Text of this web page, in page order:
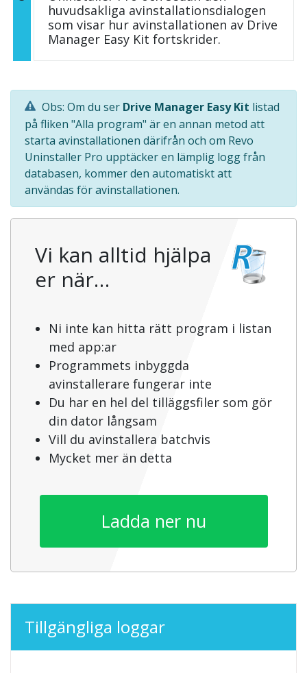
huvudsakliga avinstallationsdialogen
som visar hur avinstallationen av Drive
Manager Easy Kit fortskrider.
Obs: Om du ser Drive Manager Easy Kit listad
på fliken "Alla program" är en annan metod att
starta avinstallationen därifrån och om Revo
Uninstaller Pro upptäcker en lämplig logg från
databasen, kommer den automatiskt att
användas för avinstallationen.
Vi kan alltid hjälpa
er när…
Ni inte kan hitta rätt program i listan
med app:ar
Programmets inbyggda
avinstallerare fungerar inte
Du har en hel del tilläggsfiler som gör
din dator långsam
Vill du avinstallera batchvis
Mycket mer än detta
Ladda ner nu
Tillgängliga loggar